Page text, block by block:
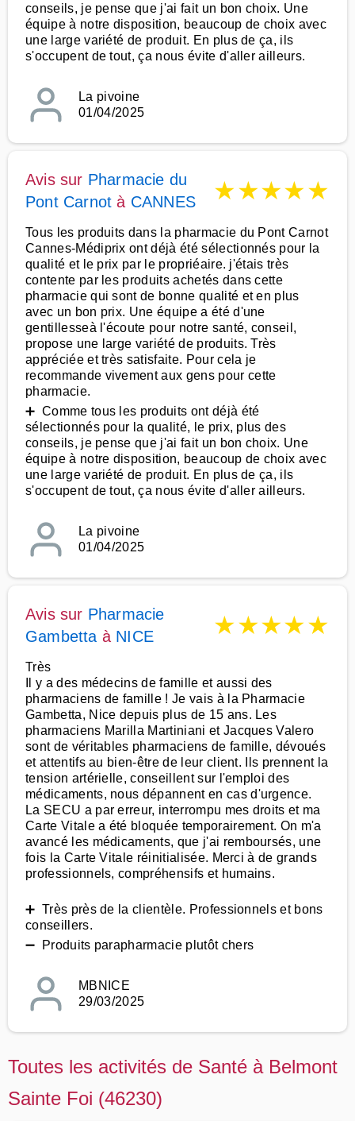
conseils, je pense que j'ai fait un bon choix. Une
équipe à notre disposition, beaucoup de choix avec
une large variété de produit. En plus de ça, ils
s'occupent de tout, ça nous évite d'aller ailleurs.
La pivoine
01/04/2025
Avis sur Pharmacie du
Pont Carnot à CANNES ★★★★★
Tous les produits dans la pharmacie du Pont Carnot
Cannes-Médiprix ont déjà été sélectionnés pour la
qualité et le prix par le propriéaire. j'étais très
contente par les produits achetés dans cette
pharmacie qui sont de bonne qualité et en plus
avec un bon prix. Une équipe a été d'une
gentillesseà l'écoute pour notre santé, conseil,
propose une large variété de produits. Très
appréciée et très satisfaite. Pour cela je
recommande vivement aux gens pour cette
pharmacie.
➕ Comme tous les produits ont déjà été
sélectionnés pour la qualité, le prix, plus des
conseils, je pense que j'ai fait un bon choix. Une
équipe à notre disposition, beaucoup de choix avec
une large variété de produit. En plus de ça, ils
s'occupent de tout, ça nous évite d'aller ailleurs.
La pivoine
01/04/2025
Avis sur Pharmacie
Gambetta à NICE ★★★★★
Très
Il y a des médecins de famille et aussi des
pharmaciens de famille ! Je vais à la Pharmacie
Gambetta, Nice depuis plus de 15 ans. Les
pharmaciens Marilla Martiniani et Jacques Valero
sont de véritables pharmaciens de famille, dévoués
et attentifs au bien-être de leur client. Ils prennent la
tension artérielle, conseillent sur l'emploi des
médicaments, nous dépannent en cas d'urgence.
La SECU a par erreur, interrompu mes droits et ma
Carte Vitale a été bloquée temporairement. On m'a
avancé les médicaments, que j'ai remboursés, une
fois la Carte Vitale réinitialisée. Merci à de grands
professionnels, compréhensifs et humains.
➕ Très près de la clientèle. Professionnels et bons
conseillers.
➖ Produits parapharmacie plutôt chers
MBNICE
29/03/2025
Toutes les activités de Santé à Belmont
Sainte Foi (46230)